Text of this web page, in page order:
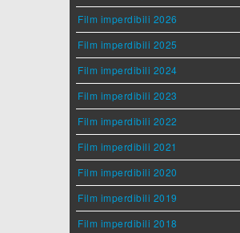
Film imperdibili 2026
Film imperdibili 2025
Film imperdibili 2024
Film imperdibili 2023
Film imperdibili 2022
Film imperdibili 2021
Film imperdibili 2020
Film imperdibili 2019
Film imperdibili 2018